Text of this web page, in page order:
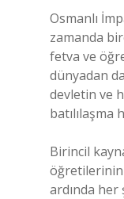
Osmanlı
zamanda
fetva ve
dünyadan
devletin ve
Birincil
öğretilerinin
ardında